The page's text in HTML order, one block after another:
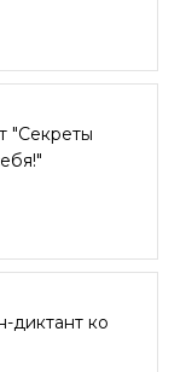
"Секреты
диктант ко